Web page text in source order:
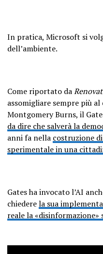
In pratica, Microsoft si
dell’ambiente.
Come riportato da
assomigliare sempre più
Montgomery Burns, il
da dire che salverà la
anni fa nella costruzione
sperimentale in una
Gates ha invocato l’AI
chiederela sua
reale la «disinformazione»